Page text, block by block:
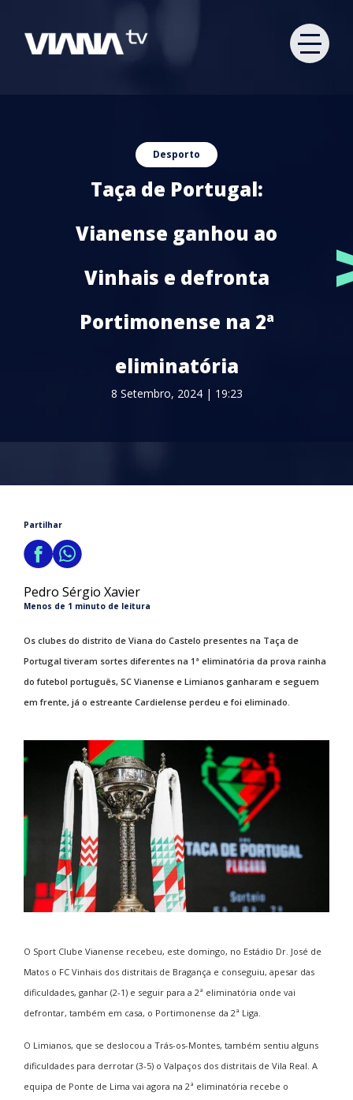
Desporto
Taça de Portugal:
Vianense ganhou ao
Vinhais e defronta
Portimonense na 2ª
eliminatória
8 Setembro, 2024 | 19:23
Partilhar
Pedro Sérgio Xavier
Menos de 1 minuto de leitura
Os clubes do distrito de Viana do Castelo presentes na Taça de
Portugal tiveram sortes diferentes na 1ª eliminatória da prova rainha
do futebol português, SC Vianense e Limianos ganharam e seguem
em frente, já o estreante Cardielense perdeu e foi eliminado.
O Sport Clube Vianense recebeu, este domingo, no Estádio Dr. José de
Matos o FC Vinhais dos distritais de Bragança e conseguiu, apesar das
dificuldades, ganhar (2-1) e seguir para a 2ª eliminatória onde vai
defrontar, também em casa, o Portimonense da 2ª Liga.
O Limianos, que se deslocou a Trás-os-Montes, também sentiu alguns
dificuldades para derrotar (3-5) o Valpaços dos distritais de Vila Real. A
equipa de Ponte de Lima vai agora na 2ª eliminatória recebe o